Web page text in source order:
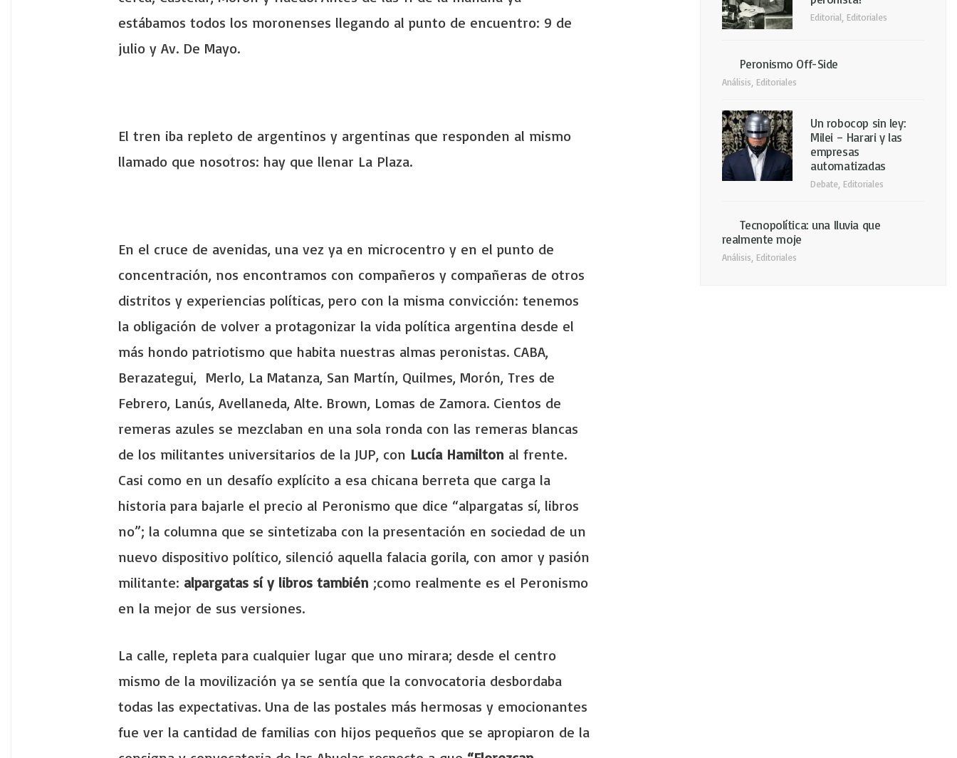
estábamos todos los moronenses llegando al punto de encuentro: 9 de
julio y Av. De Mayo.
El tren iba repleto de argentinos y argentinas que responden al mismo
llamado que nosotros: hay que llenar La Plaza.
En el cruce de avenidas, una vez ya en microcentro y en el punto de
concentración, nos encontramos con compañeros y compañeras de otros
distritos y experiencias políticas, pero con la misma convicción: tenemos
la obligación de volver a protagonizar la vida política argentina desde el
más hondo patriotismo que habita nuestras almas peronistas. CABA,
Berazategui, Merlo, La Matanza, San Martín, Quilmes, Morón, Tres de
Febrero, Lanús, Avellaneda, Alte. Brown, Lomas de Zamora. Cientos de
remeras azules se mezclaban en una sola ronda con las remeras blancas
de los militantes universitarios de la JUP, con Lucía Hamilton al frente.
Casi como en un desafío explícito a esa chicana berreta que carga la
historia para bajarle el precio al Peronismo que dice “alpargatas sí, libros
no”; la columna que se sintetizaba con la presentación en sociedad de un
nuevo dispositivo político, silenció aquella falacia gorila, con amor y pasión
militante: alpargatas sí y libros también ;como realmente es el Peronismo
en la mejor de sus versiones.
La calle, repleta para cualquier lugar que uno mirara; desde el centro
mismo de la movilización ya se sentía que la convocatoria desbordaba
todas las expectativas. Una de las postales más hermosas y emocionantes
fue ver la cantidad de familias con hijos pequeños que se apropiaron de la
Editorial Editoriales
Peronismo Off-Side
Análisis Editoriales
Un robocop sin ley:
Milei – Harari y las
empresas
automatizadas
Debate Editoriales
Tecnopolítica: una lluvia que
realmente moje
Análisis Editoriales